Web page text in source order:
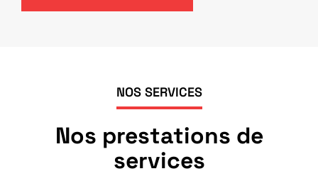
NOS SERVICES
Nos prestations de
services